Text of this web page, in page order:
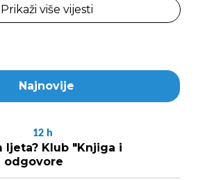
Prikaži više vijesti
Najnovije
12 h
ljeta? Klub "Knjiga i
odgovore